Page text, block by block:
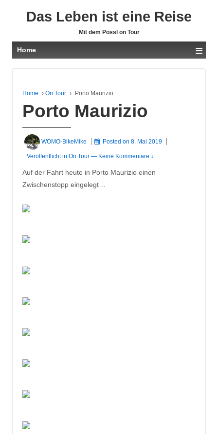
Das Leben ist eine Reise
Mit dem Pössl on Tour
Home ≡
Home › On Tour › Porto Maurizio
Porto Maurizio
WOMO-BikeMike Posted on8. Mai 2019
Veröffentlicht in On Tour — Keine Kommentare ↓
Auf der Fahrt heute in Porto Maurizio einen
Zwischenstopp eingelegt…